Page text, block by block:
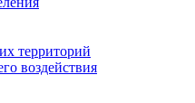
территорий
воздействия